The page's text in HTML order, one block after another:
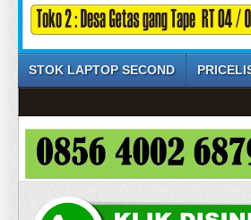
STOK LAPTOP SECOND